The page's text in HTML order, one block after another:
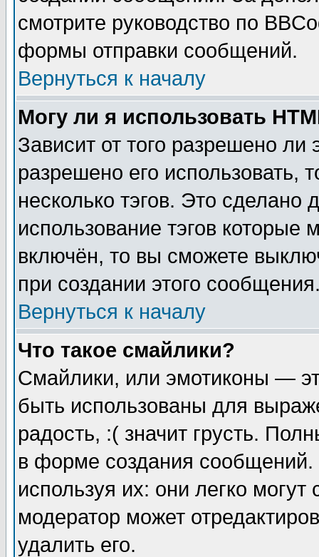
смотрите руководство по
формы отправки сообщений.
Вернуться к началу
Могу ли я использовать
Зависит от того разрешено
разрешено его использовать,
несколько тэгов. Это сделано
использование тэгов
включён, то вы сможете
при создании этого
Вернуться к началу
Что такое смайлики?
Смайлики, или эмотиконы —
быть использованы для
радость, :( значит грусть.
в форме создания сообщений.
используя их: они легко
модератор может
удалить его.